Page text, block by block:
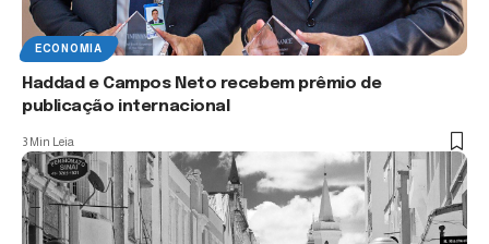
ECONOMIA
Haddad e Campos Neto recebem prêmio de
publicação internacional
3 Min Leia